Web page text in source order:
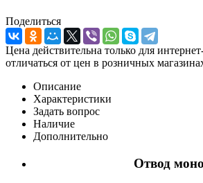
Поделиться
Цена действительна только для
отличаться от цен в розничных
Описание
Характеристики
Задать вопрос
Наличие
Дополнительно
Отвод моно